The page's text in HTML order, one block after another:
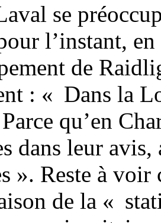
se
l’instant,
de
: « Dans la
qu’en
dans leur
». Reste à voir
de la «